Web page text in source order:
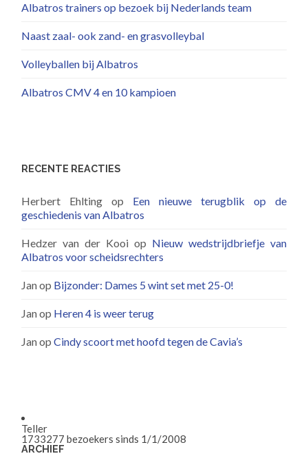
Albatros trainers op bezoek bij Nederlands team
Naast zaal- ook zand- en grasvolleybal
Volleyballen bij Albatros
Albatros CMV 4 en 10 kampioen
RECENTE REACTIES
Herbert Ehlting op Een nieuwe terugblik op de
geschiedenis van Albatros
Hedzer van der Kooi op Nieuw wedstrijdbriefje van
Albatros voor scheidsrechters
Janop Bijzonder: Dames 5 wint set met 25-0!
Janop Heren 4 is weer terug
JanopCindy scoort met hoofd tegen de Cavia’s
Teller
1733277 bezoekers sinds 1/1/2008
ARCHIEF